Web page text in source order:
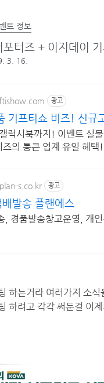
트 정보
포터즈 + 이지데이
3. 16.
광고
기프티쇼 비즈! 신
럭시북까지! 이벤트 실
의 통큰 업계 유일 혜
s.co.kr 광고
발송 플랜에스
, 경품발송창고운영, 개
하는거라 여러가지 소
하려고 각각 써둔걸 이